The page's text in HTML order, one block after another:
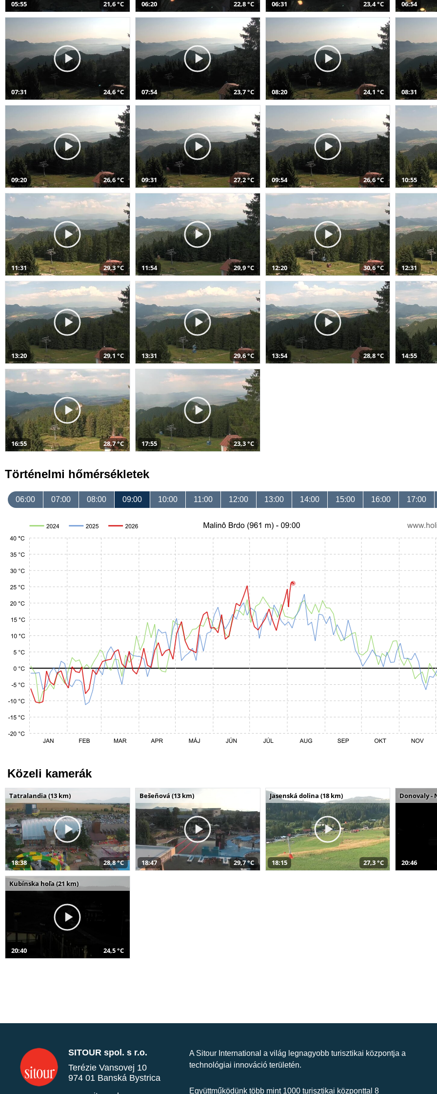
05:55 21,6 °C 06:20 22,8 °C 06:31 23,4 °C 06:54
07:31 24,6 °C 07:54 23,7 °C 08:20 24,1 °C 08:31
09:20 26,6 °C 09:31 27,2 °C 09:54 26,6 °C 10:55
11:31 29,3 °C 11:54 29,9 °C 12:20 30,6 °C 12:31
13:20 29,1 °C 13:31 29,6 °C 13:54 28,8 °C 14:55
16:55 28,7 °C 17:55 23,3 °C
Történelmi hőmérsékletek
06:00 07:00 08:00 09:00 10:00 11:00 12:00 13:00 14:00 15:00 16:00 17:00
Közeli kamerák
Tatralandia (13 km)
18:38 28,8 °C
Bešeňová (13 km)
18:47 29,7 °C
Jasenská dolina (18 km)
18:15 27,3 °C
Donovaly -
20:46
Kubínska hoľa (21 km)
20:40 24,5 °C
SITOUR spol. s r.o.
Terézie Vansovej 10
974 01 Banská Bystrica
A Sitour International a világ legnagyobb turisztikai központja a
technológiai innováció területén.
Együttműködünk több mint 1000 turisztikai központtal 8